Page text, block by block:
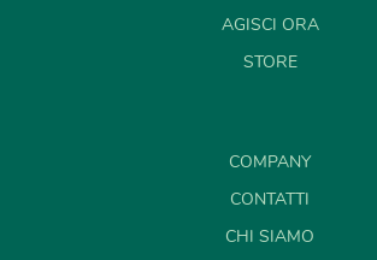
AGISCI ORA
STORE
COMPANY
CONTATTI
CHI SIAMO